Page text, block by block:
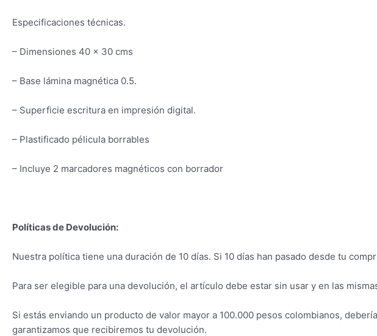
Especificaciones técnicas.
– Dimensiones 40 x 30 cms
– Base lámina magnética 0.5.
– Superficie escritura en impresión digital.
– Plastificado pélicula borrables
– Incluye 2 marcadores magnéticos con borrador
Políticas de Devolución:
Nuestra política tiene una duración de 10 días. Si 10 días han pasado desde tu
Para ser elegible para una devolución, el artículo debe estar sin usar y en las
Si estás enviando un producto de valor mayor a 100.000 pesos colombianos,
garantizamos que recibiremos tu devolución.